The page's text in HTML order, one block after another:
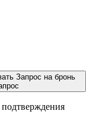
Запрос на бронь